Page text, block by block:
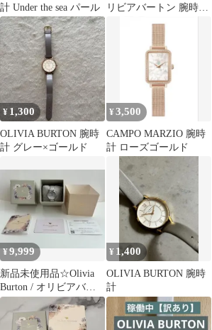
計 Under the sea パール
リビアバートン 腕時計
シェル文字盤 クリスタ
ル ゴールド
¥ 1,300
OLIVIA BURTON 腕時
計 グレー×ゴールド
¥3,500
CAMPO MARZIO 腕時
計 ローズゴールド
¥9,999
新品未使用品☆Olivia
Burton / オリビアバー
トンレディース 腕時計
¥ 1,400
OLIVIA BURTON 腕時
計